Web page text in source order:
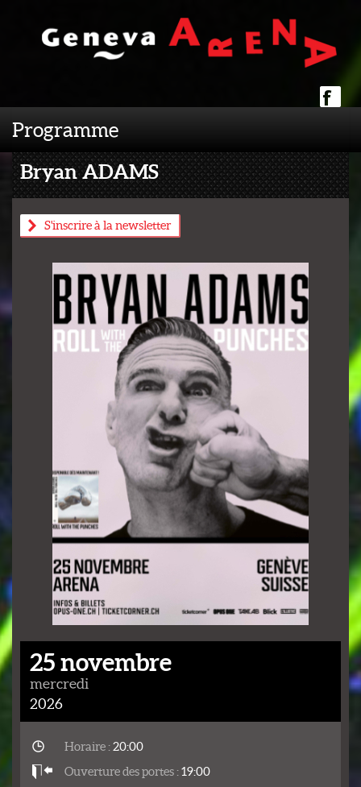
Programme
Bryan ADAMS
S'inscrire à la newsletter
25 novembre
mercredi
2026
Horaire :20:00
Ouverture des portes :19:00